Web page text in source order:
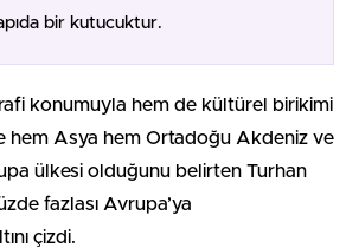
bir kutucuktur.
konumuyla hem de kültürel birikimi
hem Asya hem Ortadoğu Akdeniz ve
ülkesi olduğunu belirten Turhan
fazlası Avrupa’ya
çizdi.